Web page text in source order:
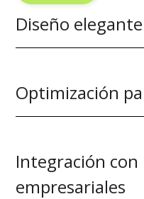
Diseño
Optimización
Integración
empresariales